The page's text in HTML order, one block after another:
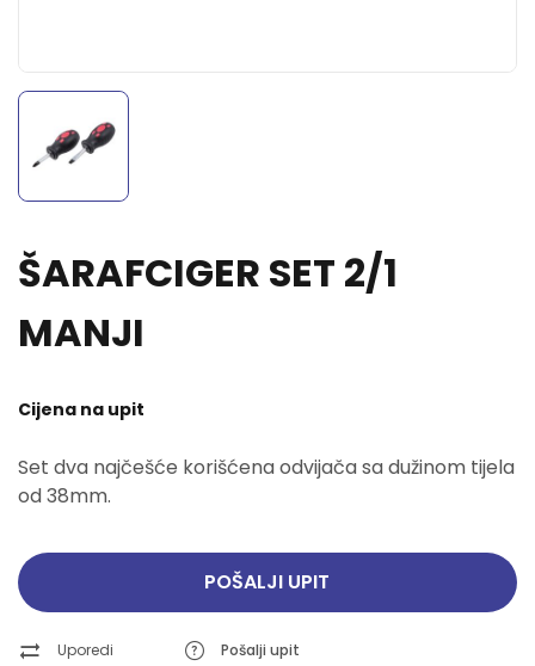
ŠARAFCIGER SET 2/1
MANJI
Cijena na upit
Set dva najčešće korišćena odvijača sa dužinom tijela
od 38mm.
POŠALJI UPIT
Uporedi Pošalji upit